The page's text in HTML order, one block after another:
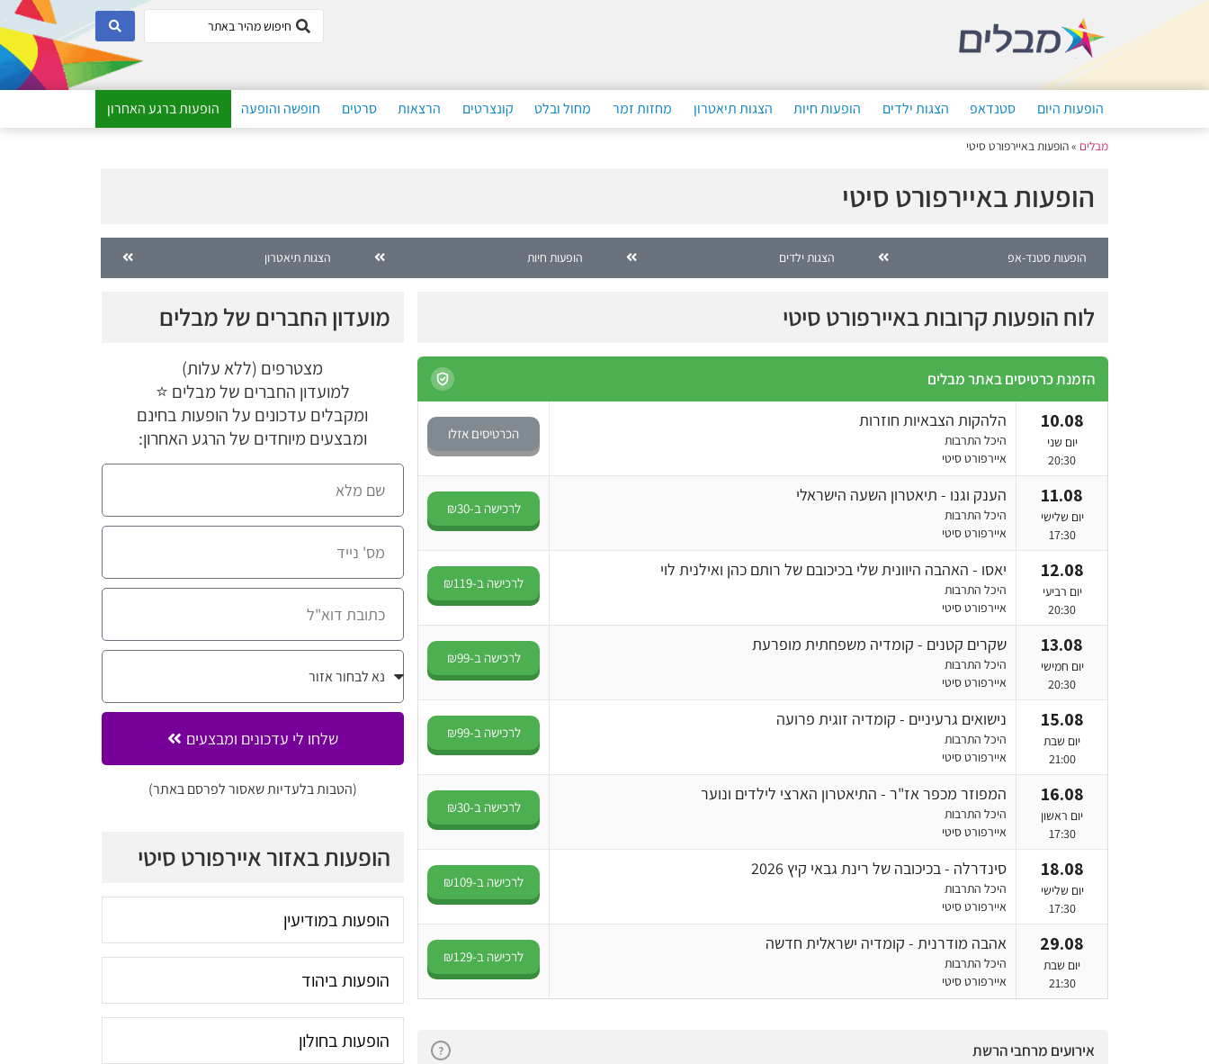
הופעות היום סטנדאפ הצגות ילדים הופעות חיות הצגות תיאטרון מחזות זמר מחול ובלט קונצרטים הרצאות סרטים חופשה והופעה הופעות ברגע האחרון
מבלים »הופעות באיירפורט סיטי
הופעות באיירפורט סיטי
הופעות סטנד-אפ הצגות ילדים הופעות חיות הצגות תיאטרון
לוח הופעות קרובות באיירפורט סיטי
הזמנת כרטיסים באתר מבלים
10.08
יום שני
20:30
הלהקות הצבאיות חוזרות
היכל התרבות
איירפורט סיטי
הכרטיסים אזלו
11.08
יום שלישי
17:30
הענק וגנו - תיאטרון השעה הישראלי
היכל התרבות
איירפורט סיטי
לרכישה ב-₪30
12.08
יום רביעי
20:30
יאסו - האהבה היוונית שלי בכיכובם של רותם כהן ואילנית לוי
היכל התרבות
איירפורט סיטי
לרכישה ב-₪119
13.08
יום חמישי
20:30
שקרים קטנים - קומדיה משפחתית מופרעת
היכל התרבות
איירפורט סיטי
לרכישה ב-₪99
15.08
יום שבת
21:00
נישואים גרעיניים - קומדיה זוגית פרועה
היכל התרבות
איירפורט סיטי
לרכישה ב-₪99
16.08
יום ראשון
17:30
המפוזר מכפר אז"ר - התיאטרון הארצי לילדים ונוער
היכל התרבות
איירפורט סיטי
לרכישה ב-₪30
18.08
יום שלישי
17:30
סינדרלה - בכיכובה של רינת גבאי קיץ 2026
היכל התרבות
איירפורט סיטי
לרכישה ב-₪109
29.08
יום שבת
21:30
אהבה מודרנית - קומדיה ישראלית חדשה
היכל התרבות
איירפורט סיטי
לרכישה ב-₪129
אירועים מרחבי הרשת ?
מועדון החברים של מבלים
מצטרפים (ללא עלות)
למועדון החברים של מבלים ⭐
ומקבלים עדכונים על הופעות בחינם
ומבצעים מיוחדים של הרגע האחרון:
שלחו לי עדכונים ומבצעים
(הטבות בלעדיות שאסור לפרסם באתר)
הופעות באזור איירפורט סיטי
הופעות במודיעין
הופעות ביהוד
הופעות בחולון